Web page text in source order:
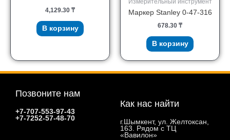
4,129.30 ₸
В корзину
Маркер Stanley 0-47-316
678.30 ₸
В корзину
Позвоните нам
+7-707-553-97-43
+7-7252-57-48-70
Как нас найти
г.Шымкент, ул. Желтоксан,
163. Рядом с ТЦ
«Вавилон»